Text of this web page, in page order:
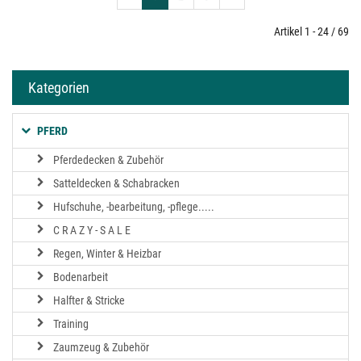
Artikel 1 - 24 / 69
Kategorien
PFERD
Pferdedecken & Zubehör
Satteldecken & Schabracken
Hufschuhe, -bearbeitung, -pflege.....
C R A Z Y - S A L E
Regen, Winter & Heizbar
Bodenarbeit
Halfter & Stricke
Training
Zaumzeug & Zubehör